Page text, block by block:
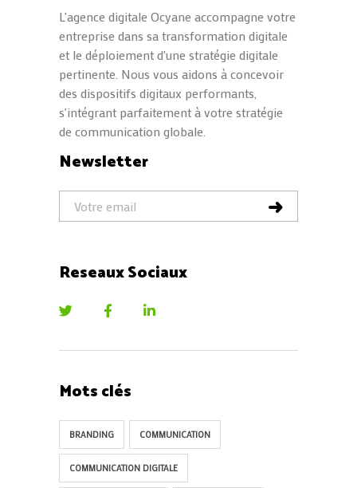
L'agence digitale Ocyane accompagne votre
entreprise dans sa transformation digitale
et le déploiement d'une stratégie digitale
pertinente. Nous vous aidons à concevoir
des dispositifs digitaux performants,
s'intégrant parfaitement à votre stratégie
de communication globale.
Newsletter
Reseaux Sociaux
Mots clés
BRANDING COMMUNICATION
COMMUNICATION DIGITALE